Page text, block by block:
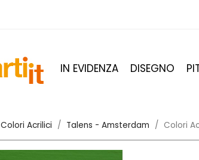
IN EVIDENZA DISEGNO
Colori Acrilici Talens - Amsterdam Colori